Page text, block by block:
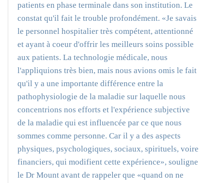
patients en phase terminale dans son institution. Le
constat qu'il fait le trouble profondément. «Je savais
le personnel hospitalier très compétent, attentionné
et ayant à coeur d'offrir les meilleurs soins possible
aux patients. La technologie médicale, nous
l'appliquions très bien, mais nous avions omis le fait
qu'il y a une importante différence entre la
pathophysiologie de la maladie sur laquelle nous
concentrions nos efforts et l'expérience subjective
de la maladie qui est influencée par ce que nous
sommes comme personne. Car il y a des aspects
physiques, psychologiques, sociaux, spirituels, voire
financiers, qui modifient cette expérience», souligne
le Dr Mount avant de rappeler que «quand on ne